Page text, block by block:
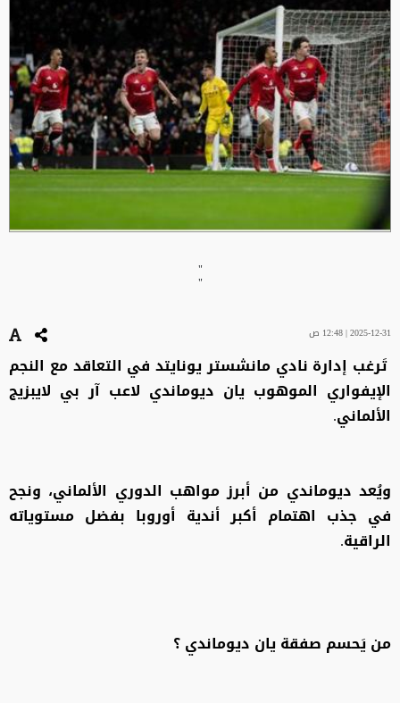
"
"
2025-12-31 | 12:48 ص
تَرغب إدارة نادي مانشستر يونايتد في التعاقد مع النجم
الإيفواري الموهوب يان ديوماندي لاعب آر بي لايبزيج
الألماني.
ويُعد ديوماندي من أبرز مواهب الدوري الألماني، ونجح
في جذب اهتمام أكبر أندية أوروبا بفضل مستوياته
الراقية.
من يَحسم صفقة يان ديوماندي ؟